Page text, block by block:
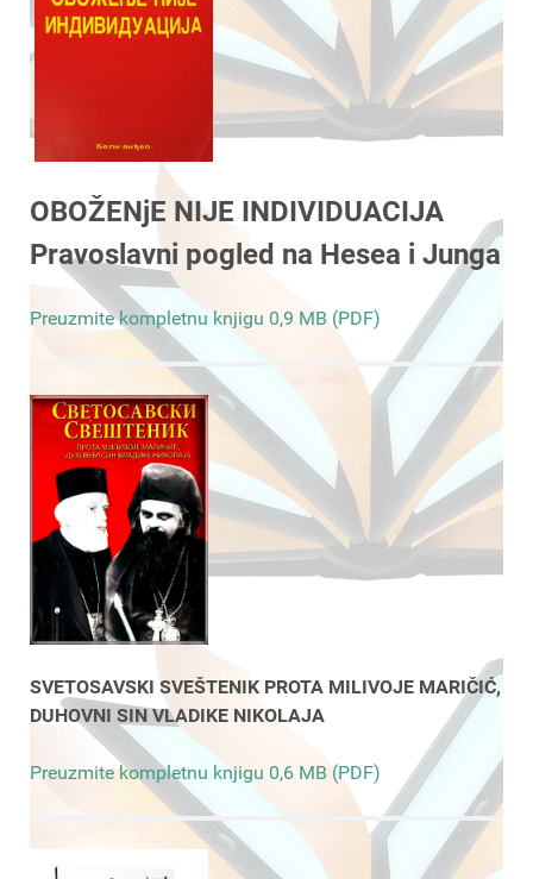
OBOŽENjE NIJE INDIVIDUACIJA
Pravoslavni pogled na Hesea i Junga
Preuzmite kompletnu knjigu 0,9 MB (PDF)
SVETOSAVSKI SVEŠTENIK PROTA MILIVOJE MARIČIĆ,
DUHOVNI SIN VLADIKE NIKOLAJA
Preuzmite kompletnu knjigu 0,6 MB (PDF)